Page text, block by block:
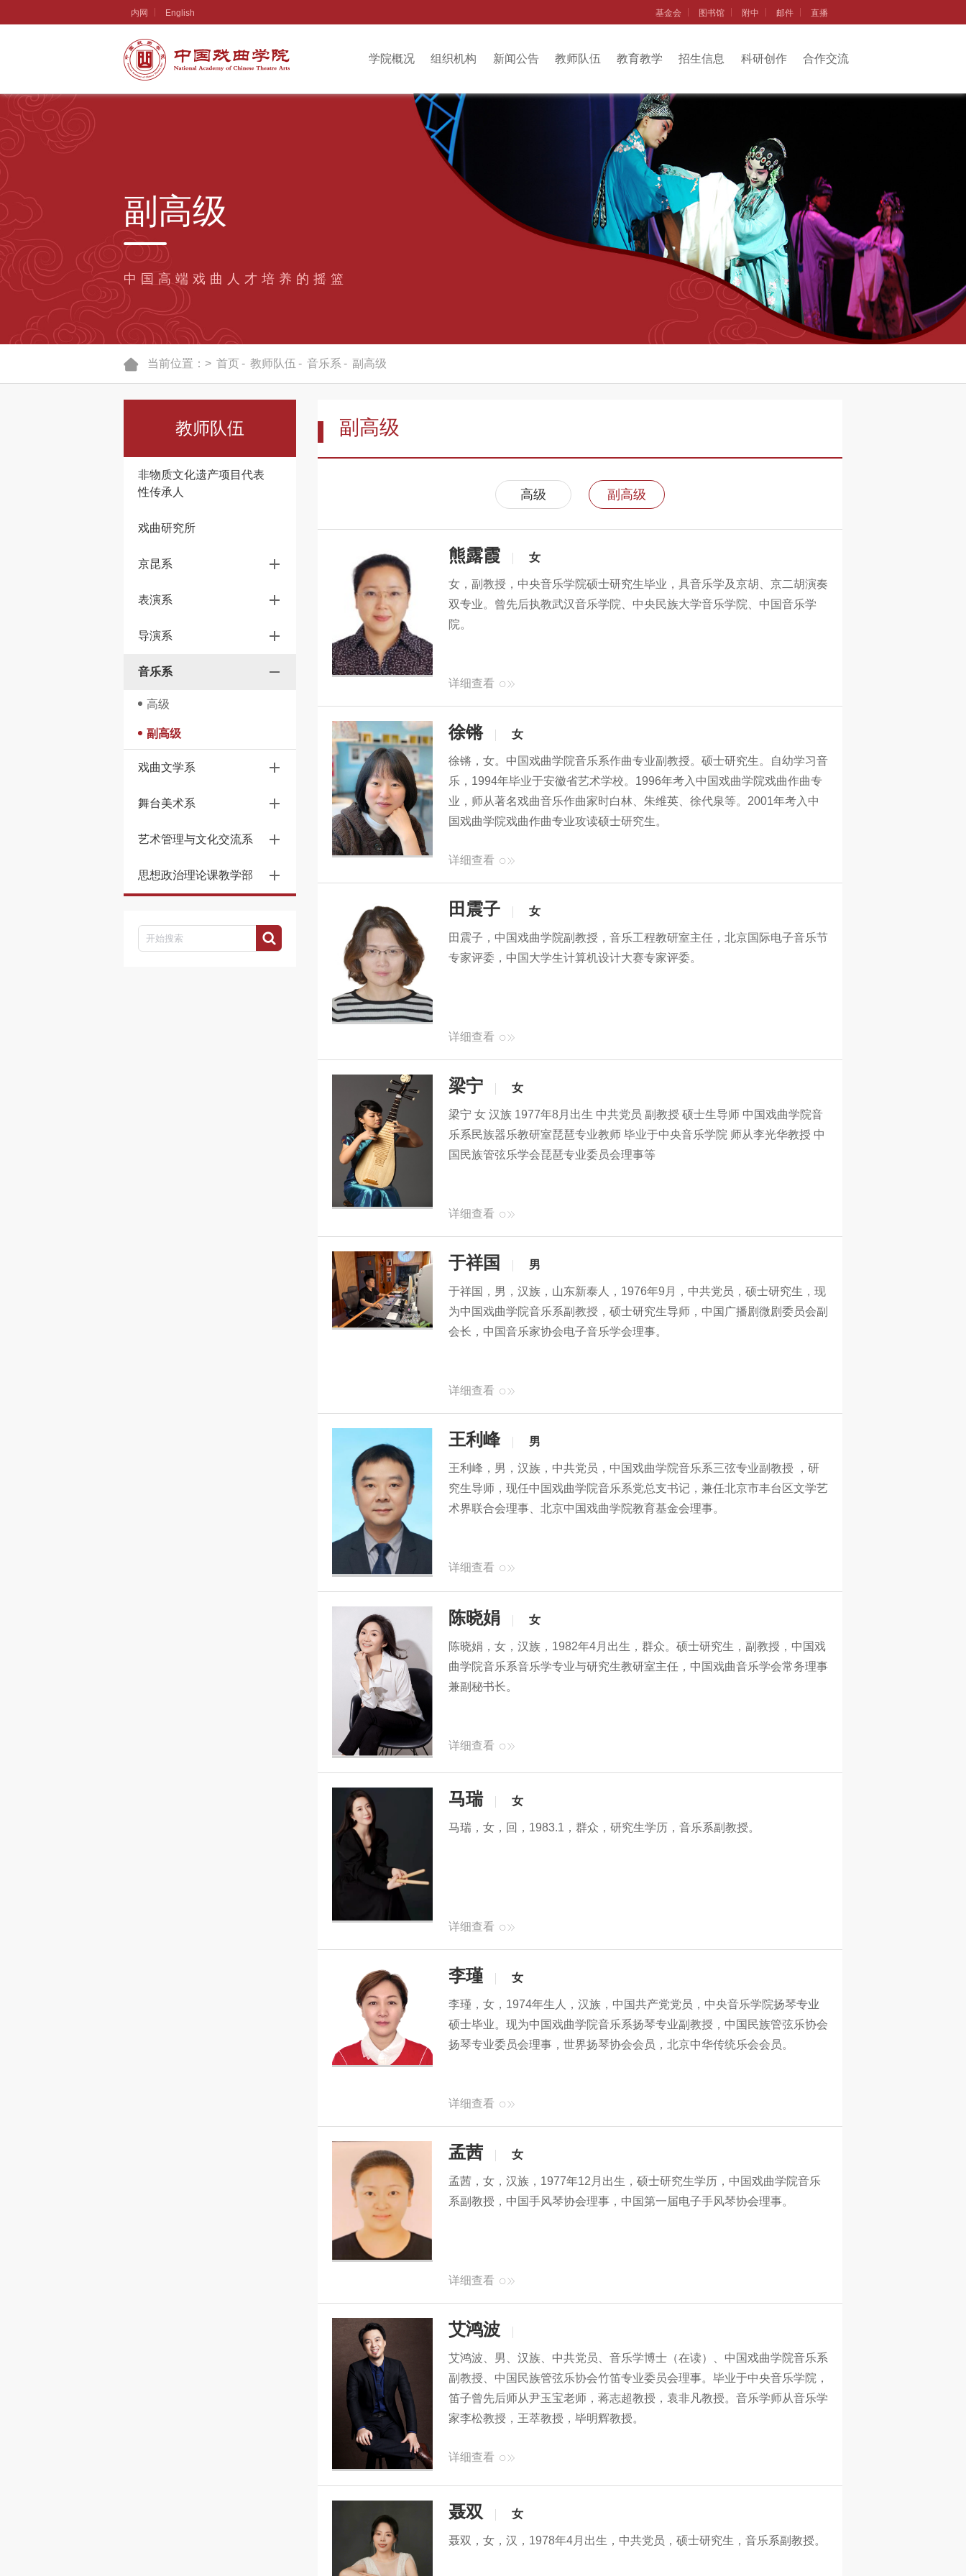
内网 English 基金会 图书馆 附中 邮件 直播
学院概况 组织机构 新闻公告 教师队伍 教育教学 招生信息 科研创作 合作交流
副高级
中国高端戏曲人才培养的摇篮
当前位置：> 首页- 教师队伍 - 音乐系 - 副高级
教师队伍
非物质文化遗产项目代表
性传承人
戏曲研究所
京昆系
表演系
导演系
音乐系
高级
副高级
戏曲文学系
舞台美术系
艺术管理与文化交流系
思想政治理论课教学部
副高级
高级 副高级
熊露霞 女
​女，副教授，中央音乐学院硕士研究生毕业，具音乐学及京胡、京二胡演奏
双专业。曾先后执教武汉音乐学院、中央民族大学音乐学院、中国音乐学
院。
详细查看
徐锵 女
徐锵，女。中国戏曲学院音乐系作曲专业副教授。硕士研究生。自幼学习音
乐，1994年毕业于安徽省艺术学校。1996年考入中国戏曲学院戏曲作曲专
业，师从著名戏曲音乐作曲家时白林、朱维英、徐代泉等。2001年考入中
国戏曲学院戏曲作曲专业攻读硕士研究生。
详细查看
田震子 女
田震子，​中国戏曲学院副教授，音乐工程教研室主任，北京国际电子音乐节
专家评委，中国大学生计算机设计大赛专家评委。
详细查看
梁宁 女
梁宁 女 汉族 1977年8月出生 中共党员 副教授 硕士生导师 中国戏曲学院音
乐系民族器乐教研室琵琶专业教师 毕业于中央音乐学院 师从李光华教授 中
国民族管弦乐学会琵琶专业委员会理事等
详细查看
于祥国 男
​于祥国，男，汉族，山东新泰人，1976年9月，中共党员，硕士研究生，现
为中国戏曲学院音乐系副教授，硕士研究生导师，中国广播剧微剧委员会副
会长，中国音乐家协会电子音乐学会理事。
详细查看
王利峰 男
​王利峰，男，汉族，中共党员，中国戏曲学院音乐系三弦专业副教授 ，研
究生导师，现任中国戏曲学院音乐系党总支书记，兼任北京市丰台区文学艺
术界联合会理事、北京中国戏曲学院教育基金会理事。
详细查看
陈晓娟 女
陈晓娟，女，汉族，1982年4月出生，群众。硕士研究生，副教授，中国戏
曲学院音乐系音乐学专业与研究生教研室主任，中国戏曲音乐学会常务理事
兼副秘书长。
详细查看
马瑞 女
马瑞，女，回，1983.1，群众，研究生学历，音乐系副教授。
详细查看
李瑾 女
李瑾，女，1974年生人，汉族，中国共产党党员，中央音乐学院扬琴专业
硕士毕业。现为中国戏曲学院音乐系扬琴专业副教授，中国民族管弦乐协会
扬琴专业委员会理事，世界扬琴协会会员，北京中华传统乐会会员。
详细查看
孟茜 女
孟茜，女，汉族，1977年12月出生，硕士研究生学历，中国戏曲学院音乐
系副教授，中国手风琴协会理事，中国第一届电子手风琴协会理事。
详细查看
艾鸿波
艾鸿波、男、汉族、中共党员、音乐学博士（在读）、中国戏曲学院音乐系
副教授、中国民族管弦乐协会竹笛专业委员会理事。毕业于中央音乐学院，
笛子曾先后师从尹玉宝老师，蒋志超教授，袁非凡教授。音乐学师从音乐学
家李松教授，王萃教授，毕明辉教授。
详细查看
聂双 女
聂双，女，汉，1978年4月出生，中共党员，硕士研究生，音乐系副教授。